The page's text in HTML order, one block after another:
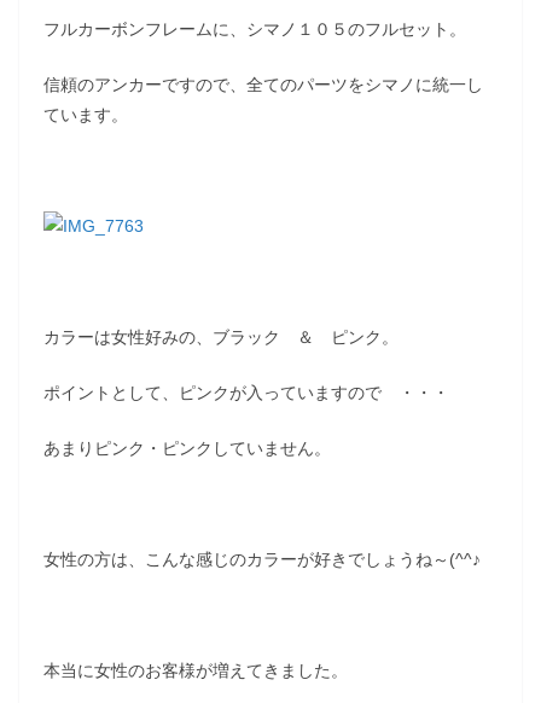
フルカーボンフレームに、シマノ１０５のフルセット。
信頼のアンカーですので、全てのパーツをシマノに統一し
ています。
カラーは女性好みの、ブラック ＆ ピンク。
ポイントとして、ピンクが入っていますので ・・・
あまりピンク・ピンクしていません。
女性の方は、こんな感じのカラーが好きでしょうね～(^^♪
本当に女性のお客様が増えてきました。